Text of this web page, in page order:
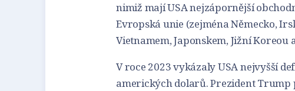
nimiž mají USA nejzápornější
Evropská unie (zejména Německo,
Vietnamem, Japonskem, Jižní Koreou
V roce 2023 vykázaly USA nejvyšší
amerických dolarů. Prezident Trump